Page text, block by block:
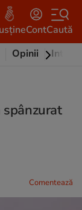
ContCaută
Opinii
spânzurat
Comentează